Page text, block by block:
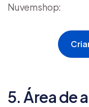
Nuvemshop:
5. Área de